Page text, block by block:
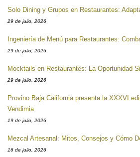
Solo Dining y Grupos en Restaurantes:
29 de julio, 2026
Ingeniería de Menú para Restaurantes:
29 de julio, 2026
Mocktails en Restaurantes: La Oportunidad
29 de julio, 2026
Provino Baja California presenta la XXXVI
Vendimia
19 de julio, 2026
Mezcal Artesanal: Mitos, Consejos y Cómo
16 de julio, 2026